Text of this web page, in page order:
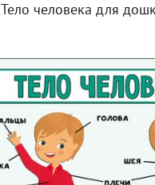
Тело человека для